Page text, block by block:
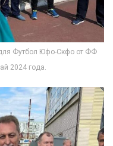
Футбол Юфо-Скфо от ФФ
2024 года.